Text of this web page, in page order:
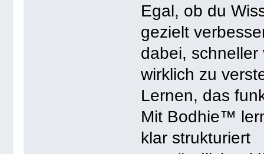
Egal, ob du
gezielt
dabei,
wirklich zu
Lernen, das
Mit Bodhie™
klar strukturiert